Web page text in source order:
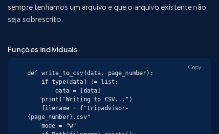
sempre tenhamos um arquivo e que o arquivo existente não
seja sobrescrito.
Funções individuais
def write_to_csv(data, page_number):
        data = [data]
{page_number}.csv"
Copy